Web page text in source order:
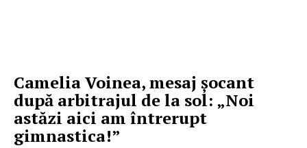
Camelia Voinea, mesaj șocant
după arbitrajul de la sol: „Noi
astăzi aici am întrerupt
gimnastica!”